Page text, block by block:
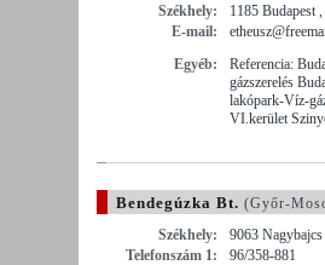
Székhely:
1185 Budapest
E-mail:
Egyéb:
Referencia:
gázszerelés
lakópark-Víz-
VI.kerület
Bendegúzka Bt. (Győr-
Székhely:
9063
Telefonszám 1:
96/358-881